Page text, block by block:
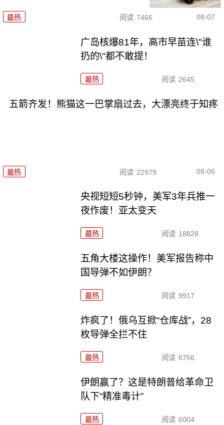
最热 阅读 7466 08-07
广岛核爆81年，高市早苗连\"谁
扔的\"都不敢提！
最热 阅读 2645
五箭齐发！熊猫这一巴掌扇过去，大漂亮终于知疼
最热 阅读 22979 08-06
央视短短5秒钟，美军3年兵推一
夜作废！亚太变天
最热 阅读 18828
五角大楼这操作！美军报告称中
国导弹不如伊朗？
最热 阅读 9917
炸疯了！俄乌互掀“仓库战”，28
枚导弹全拦不住
最热 阅读 6756
伊朗赢了？这是特朗普给革命卫
队下“精准毒计”
最热 阅读 6004